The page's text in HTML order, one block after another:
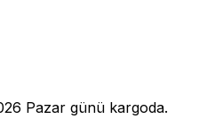
Pazar günü kargoda.